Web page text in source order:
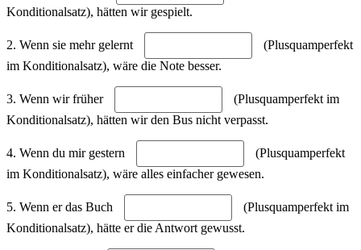
Konditionalsatz), hätten wir gespielt.
2. Wenn sie mehr gelernt
(Plusquamperfekt
im Konditionalsatz), wäre die Note besser.
3. Wenn wir früher
(Plusquamperfekt im
Konditionalsatz), hätten wir den Bus nicht verpasst.
4. Wenn du mir gestern
(Plusquamperfekt
im Konditionalsatz), wäre alles einfacher gewesen.
5. Wenn er das Buch
(Plusquamperfekt im
Konditionalsatz), hätte er die Antwort gewusst.